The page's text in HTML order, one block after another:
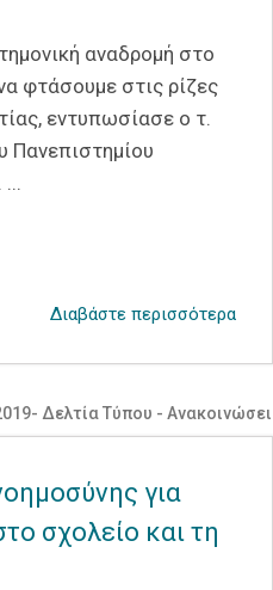
αναδρομή στο
φτάσουμε στις ρίζες
εντυπωσίασε ο τ.
Πανεπιστημίου
...
Διαβάστε περισσότερα
- Δελτία Τύπου - Ανακοινώσεις
για
σχολείο και τη